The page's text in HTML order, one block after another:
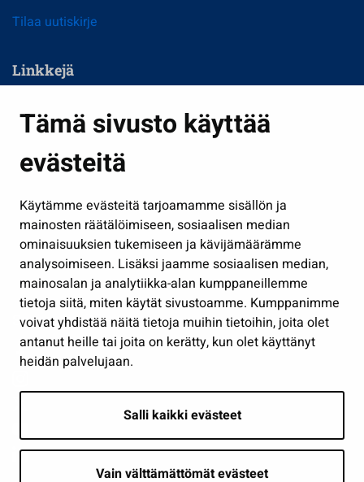
Tämä sivusto käyttää
evästeitä
Käytämme evästeitä tarjoamamme sisällön ja
mainosten räätälöimiseen, sosiaalisen median
ominaisuuksien tukemiseen ja kävijämäärämme
analysoimiseen. Lisäksi jaamme sosiaalisen median,
mainosalan ja analytiikka-alan kumppaneillemme
tietoja siitä, miten käytät sivustoamme. Kumppanimme
voivat yhdistää näitä tietoja muihin tietoihin, joita olet
antanut heille tai joita on kerätty, kun olet käyttänyt
heidän palvelujaan.
Salli kaikki evästeet
Vain välttämättömät evästeet
Tilaa uutiskirje
Linkkejä
Kasvatus ja opetus
Kulttuuri ja liikunta
Työ ja yrittäminen
Osallistu ja asioi
Näytä omat evästeasetukseni
Seuraa meitä